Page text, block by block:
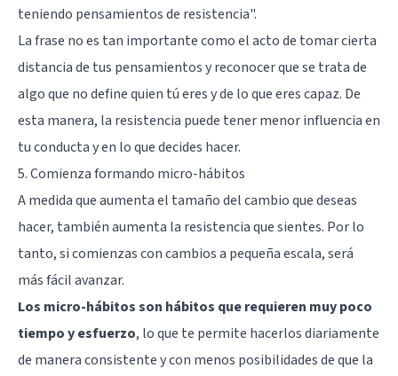
teniendo pensamientos de resistencia".
La frase no es tan importante como el acto de tomar cierta
distancia de tus pensamientos y reconocer que se trata de
algo que no define quien tú eres y de lo que eres capaz. De
esta manera, la resistencia puede tener menor influencia en
tu conducta y en lo que decides hacer.
5. Comienza formando micro-hábitos
A medida que aumenta el tamaño del cambio que deseas
hacer, también aumenta la resistencia que sientes. Por lo
tanto, si comienzas con cambios a pequeña escala, será
más fácil avanzar.
Los micro-hábitos son hábitos que requieren muy poco
tiempo y esfuerzo, lo que te permite hacerlos diariamente
de manera consistente y con menos posibilidades de que la